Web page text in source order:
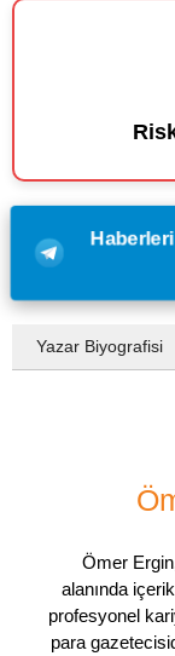
Yazar Biyografisi
Ömer
alanında
profesyonel
para